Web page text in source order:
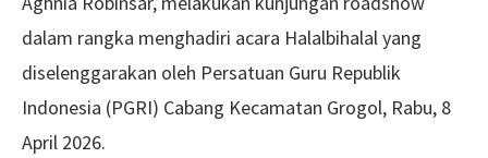
dalam rangka menghadiri acara Halalbihalal yang
diselenggarakan oleh Persatuan Guru Republik
Indonesia (PGRI) Cabang Kecamatan Grogol, Rabu, 8
April 2026.